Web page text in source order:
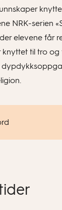
NRK-serien
elevene får
til tro og